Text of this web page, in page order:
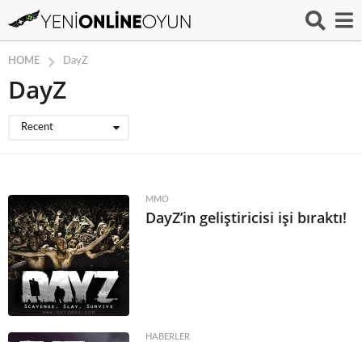
HOME DayZ
DayZ
Recent
MMO
DayZ’in geliştiricisi işi bıraktı!
HABERLER